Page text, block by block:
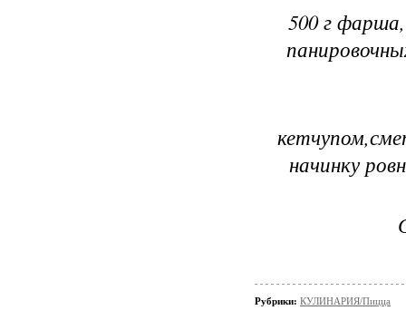
500 г
начинку
Рубрики: КУЛИНАРИЯ/Пицца